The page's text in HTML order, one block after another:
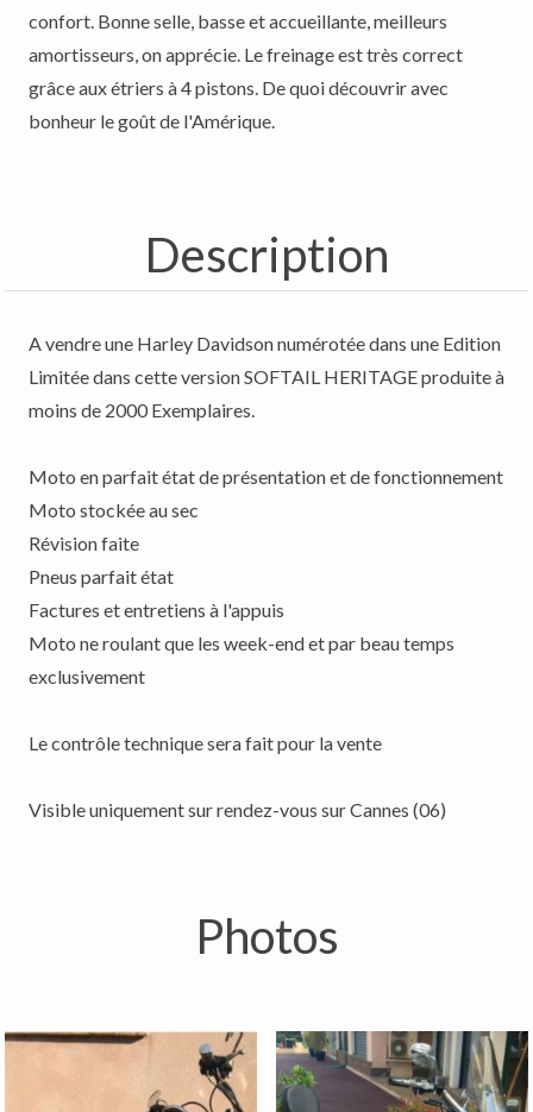
confort. Bonne selle, basse et accueillante, meilleurs
amortisseurs, on apprécie. Le freinage est très correct
grâce aux étriers à 4 pistons. De quoi découvrir avec
bonheur le goût de l'Amérique.
Description
A vendre une Harley Davidson numérotée dans une Edition
Limitée dans cette version SOFTAIL HERITAGE produite à
moins de 2000 Exemplaires.
Moto en parfait état de présentation et de fonctionnement
Moto stockée au sec
Révision faite
Pneus parfait état
Factures et entretiens à l'appuis
Moto ne roulant que les week-end et par beau temps
exclusivement
Le contrôle technique sera fait pour la vente
Visible uniquement sur rendez-vous sur Cannes (06)
Photos